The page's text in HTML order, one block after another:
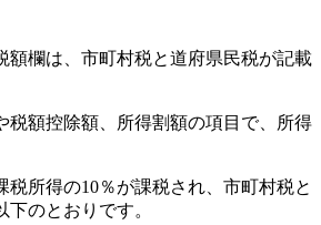
額欄は、市町村税と道府県民税が記載
税額控除額、所得割額の項目で、所得
税所得の10％が課税され、市町村税と
のとおりです。